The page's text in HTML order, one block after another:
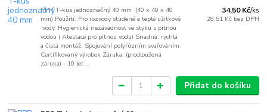
PPR T-kus jednoznačný 40 mm (40 x 40 x 40
mm) Použití: Pro rozvody studené a teplé užitkové
vody. Hygienická nezávadnost ve styku s pitnou
vodou ( Atestace pro pitnou vodu) Snadná, rychlá
a čistá montáž. Spojování polyfúzním svařováním.
Certifikovaný výrobek Záruka: (prodloužená
záruka) - 10 let ...
34,50 Kč/ks
28,51 Kč bez DPH
Přidat do košíku